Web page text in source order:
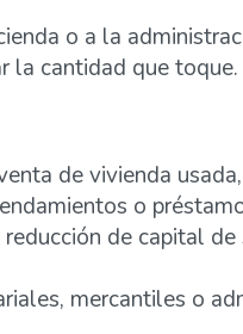
o a la
la cantidad que toque.
de vivienda
o
de capital
mercantiles o